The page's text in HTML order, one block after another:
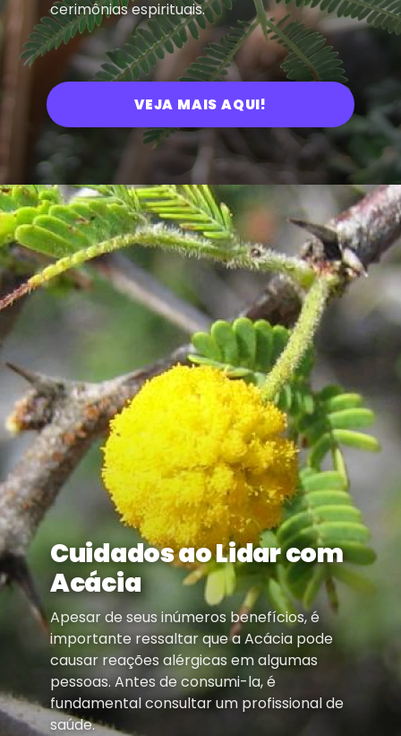
cerimônias espirituais.
VEJA MAIS AQUI!
Cuidados ao Lidar com
Acácia
Apesar de seus inúmeros benefícios, é
importante ressaltar que a Acácia pode
causar reações alérgicas em algumas
pessoas. Antes de consumi-la, é
fundamental consultar um profissional de
saúde.